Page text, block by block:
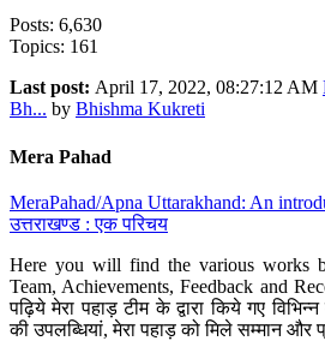
Posts: 6,630
Topics: 161
Last post: April 17, 2022, 08:27:12 AM
Bh... by Bhishma Kukreti
Mera Pahad
MeraPahad/Apna Uttarakhand: An
उत्तराखण्ड : एक परिचय
Here you will find the various works
Team, Achievements, Feedback and
पढ़िये मेरा पहाड़ टीम के द्वारा किये गए विभिन्न
की उपलब्धियां, मेरा पहाड़ को मिले सम्मान और